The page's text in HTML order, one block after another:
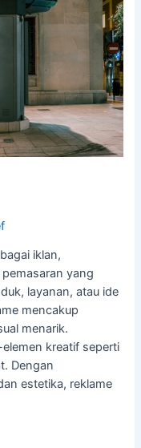
iklan,
yang
layanan, atau ide
mencakup
menarik.
kreatif seperti
Dengan
estetika, reklame